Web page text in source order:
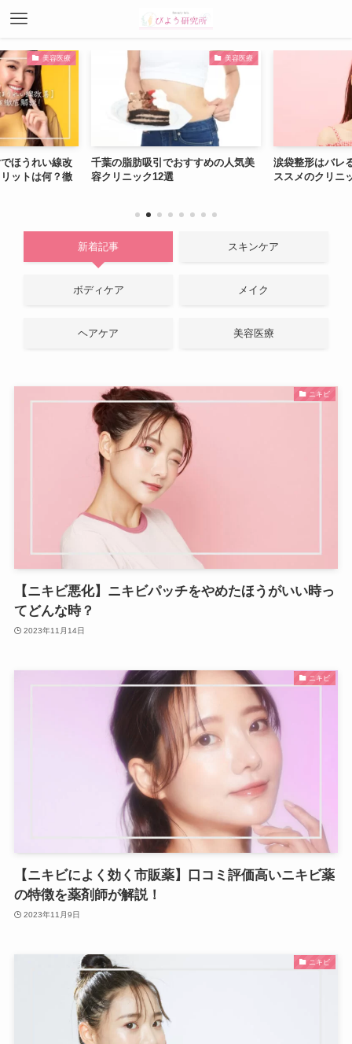
美容医療
ほうれい線改
ットは何？徹
美容医療
千葉の脂肪吸引でおすすめの人気美
容クリニック12選
涙袋整形はバレ
ススメのクリニ
新着記事 スキンケア
ボディケア メイク
ヘアケア 美容医療
ニキビ
【ニキビ悪化】ニキビパッチをやめたほうがいい時っ
てどんな時？
2023年11月14日
ニキビ
【ニキビによく効く市販薬】口コミ評価高いニキビ薬
の特徴を薬剤師が解説！
2023年11月9日
ニキビ